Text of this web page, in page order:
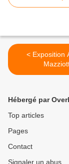
< Exposition Armelle
Hébergé par
Top articles
Pages
Contact
Signaler un abus